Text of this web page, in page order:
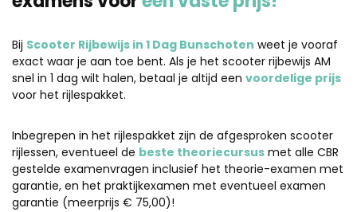
Bij Scooter Rijbewijs in 1 Dag Bunschoten weet je vooraf
exact waar je aan toe bent. Als je het scooter rijbewijs AM
snel in 1 dag wilt halen, betaal je altijd een voordelige prijs
voor het rijlespakket.
Inbegrepen in het rijlespakket zijn de afgesproken scooter
rijlessen, eventueel de beste theoriecursus met alle CBR
gestelde examenvragen inclusief het theorie-examen met
garantie, en het praktijkexamen met eventueel examen
garantie (meerprijs € 75,00)!